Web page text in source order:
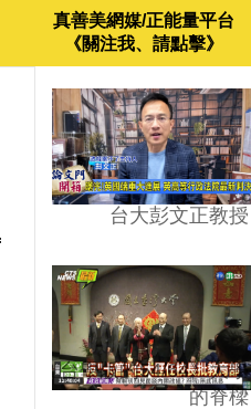
真善美網媒/正能量平台
《關注我、請點擊》
台大彭文正教授
台學版的54/64》大學
的脊樑